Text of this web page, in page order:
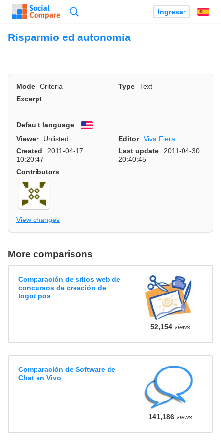
Ingresar
Risparmio ed autonomia
Mode Criteria Type
Text
Excerpt
Default language
English
Viewer
Unlisted Editor
Viva Fiera
Created
2011-04-17
10:20:47
Last update
2011-04-30
20:40:45
Contributors
View changes
More comparisons
Comparación de sitios web de
concursos de creación de
logotipos
52,154views
Comparación de Software de
Chat en Vivo
141,186views